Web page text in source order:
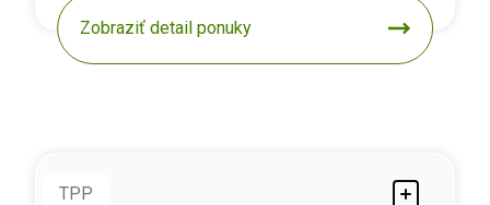
Zobraziť detail ponuky
TPP